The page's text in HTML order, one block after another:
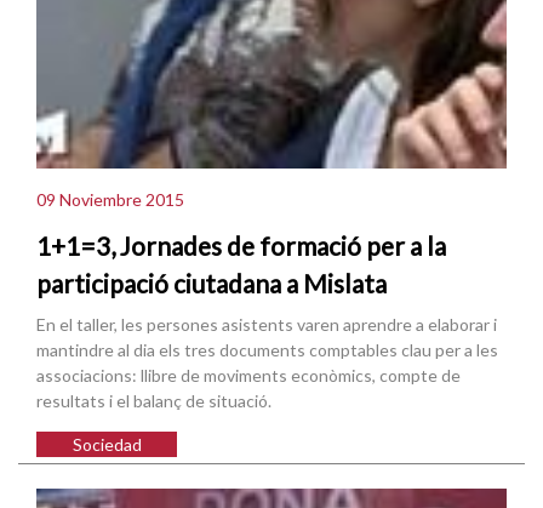
09 Noviembre 2015
1+1=3, Jornades de formació per a la
participació ciutadana a Mislata
En el taller, les persones asistents varen aprendre a elaborar i
mantindre al dia els tres documents comptables clau per a les
associacions: llibre de moviments econòmics, compte de
resultats i el balanç de situació.
Sociedad